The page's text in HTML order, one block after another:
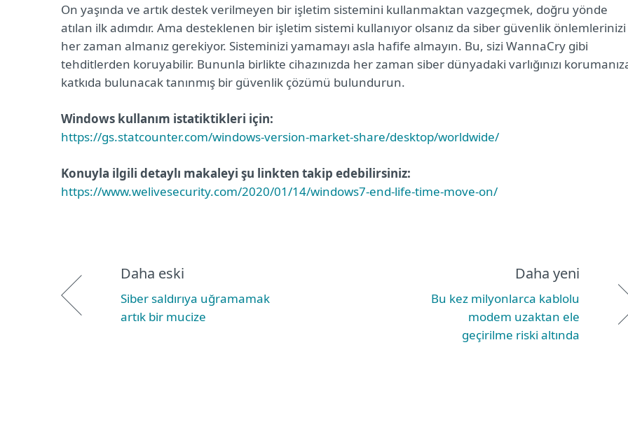
On yaşında ve artık destek verilmeyen bir işletim sistemini kullanmaktan vazgeçmek, doğru yönde
atılan ilk adımdır. Ama desteklenen bir işletim sistemi kullanıyor olsanız da siber güvenlik önlemlerinizi
her zaman almanız gerekiyor. Sisteminizi yamamayı asla hafife almayın. Bu, sizi WannaCry gibi
tehditlerden koruyabilir. Bununla birlikte cihazınızda her zaman siber dünyadaki varlığınızı
katkıda bulunacak tanınmış bir güvenlik çözümü bulundurun.
Windows kullanım istatiktikleri için:
https://gs.statcounter.com/windows-version-market-share/desktop/worldwide/
Konuyla ilgili detaylı makaleyi şu linkten takip edebilirsiniz:
https://www.welivesecurity.com/2020/01/14/windows7-end-life-time-move-on/
Daha eski
Siber saldırıya uğramamak
artık bir mucize
Daha yeni
Bu kez milyonlarca kablolu
modem uzaktan ele
geçirilme riski altında